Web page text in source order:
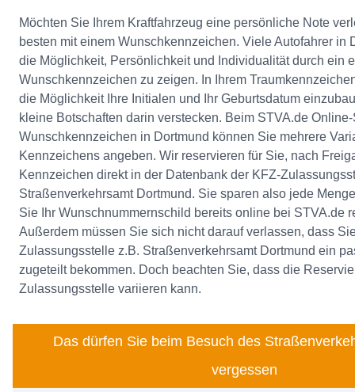
Möchten Sie Ihrem Kraftfahrzeug eine persönliche Note
besten mit einem Wunschkennzeichen. Viele Autofahrer in
die Möglichkeit, Persönlichkeit und Individualität durch ein
Wunschkennzeichen zu zeigen. In Ihrem
die Möglichkeit Ihre Initialen und Ihr Geburtsdatum
kleine Botschaften darin verstecken. Beim STVA.de
Wunschkennzeichen in Dortmund können Sie mehrere
Kennzeichens angeben. Wir reservieren für Sie, nach
Kennzeichen direkt in der Datenbank der KFZ-
Straßenverkehrsamt Dortmund. Sie sparen also jede
Sie Ihr Wunschnummernschild bereits online bei STVA.de
Außerdem müssen Sie sich nicht darauf verlassen, dass
Zulassungsstelle z.B. Straßenverkehrsamt Dortmund ein
zugeteilt bekommen. Doch beachten Sie, dass die
Zulassungsstelle variieren kann.
Das dürfen Sie beim Besuch des
vergessen